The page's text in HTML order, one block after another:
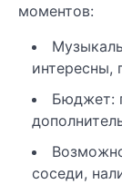
моментов:
интересны,
Бюджет:
соседи,